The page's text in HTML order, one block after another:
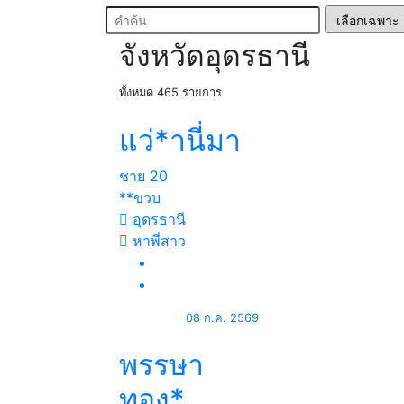
จังหวัดอุดรธานี
ทั้งหมด 465 รายการ
แว่*านี่มา
ชาย 20
**ขวบ
อุดรธานี
หาพี่สาว
08 ก.ค. 2569
พรรษา